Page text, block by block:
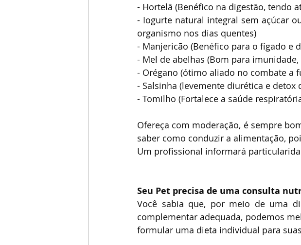
- Hortelã (Benéfico na digestão, tendo
- Iogurte natural integral sem açúcar
organismo nos dias quentes)
- Manjericão (Benéfico para o fígado e
- Mel de abelhas (Bom para
- Orégano (ótimo aliado no combate a
- Salsinha (levemente diurética e detox
- Tomilho (Fortalece a saúde
Ofereça com moderação, é sempre
saber como conduzir a alimentação,
Um profissional informará
Seu Pet precisa de uma consulta
Você sabia que, por meio de uma
complementar adequada, podemos
formular uma dieta individual para